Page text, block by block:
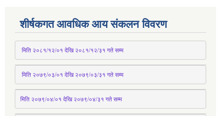
शीर्षकगत आवधिक आय संकलन विवरण
मिति २०८१/१२/०१ देखि २०८१/१२/३१ गते सम्म
मिति २०७९/०३/०१ देखि २०७९/०३/३१ गते सम्म
मिति २०७९/०४/०१ देखि २०७९/०४/३१ गते सम्म